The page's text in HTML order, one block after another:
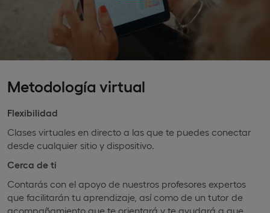
Metodología virtual
Flexibilidad
Clases virtuales en directo a las que te puedes conectar
desde cualquier sitio y dispositivo.
Cerca de ti
Contarás con el apoyo de nuestros profesores expertos
que facilitarán tu aprendizaje, así como de un tutor de
acompañamiento que te orientará y te ayudará a que